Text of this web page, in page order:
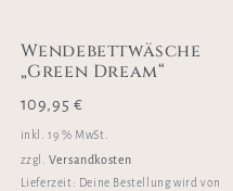
Wendebettwäsche
„Green Dream“
109,95 €
inkl. 19 % MwSt.
zzgl.Versandkosten
Lieferzeit: Deine Bestellung wird von